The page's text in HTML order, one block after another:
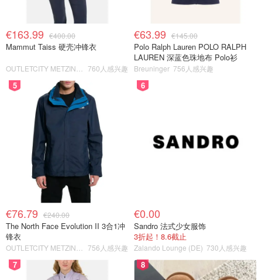
€163.99 €400.00
Mammut Taiss 硬壳冲锋衣
760人感兴趣
€63.99 €145.00
Polo Ralph Lauren POLO RALPH
LAUREN 深蓝色珠地布 Polo衫
Breuninger 756人感兴趣
5
€76.79 €240.00
The North Face Evolution II 3合1冲
锋衣
756人感兴趣
6
€0.00
Sandro 法式少女服饰
3折起！8.6截止
Zalando Lounge (DE) 730人感兴趣
7 8